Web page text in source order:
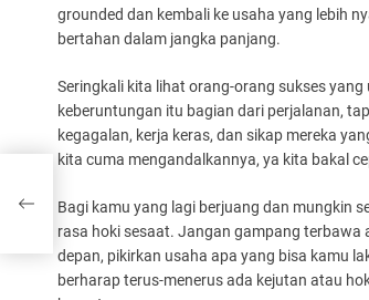
grounded dan kembali ke usaha yang lebih
bertahan dalam jangka panjang.
Seringkali kita lihat orang-orang sukses
keberuntungan itu bagian dari perjalanan,
kegagalan, kerja keras, dan sikap mereka
kita cuma mengandalkannya, ya kita bakal
Bagi kamu yang lagi berjuang dan mungkin
rasa hoki sesaat. Jangan gampang terbawa
depan, pikirkan usaha apa yang bisa kamu
berharap terus-menerus ada kejutan atau